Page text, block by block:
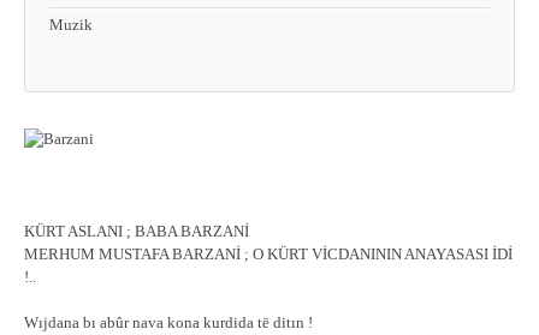
Muzik
KÜRT ASLANI ; BABA BARZANİ
MERHUM MUSTAFA BARZANİ ; O KÜRT VİCDANININ ANAYASASI İDİ
!..
Wıjdana bı abûr nava kona kurdida të ditın !